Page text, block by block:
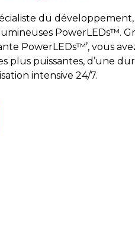
du
PowerLEDs™.
PowerLEDs™’, vous
plus puissantes, d’une
intensive 24/7.